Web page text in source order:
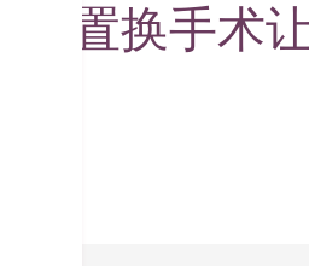
节置换手术